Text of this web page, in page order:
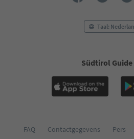
Taal:
Südtirol Guide
FAQ Contactgegevens Pers